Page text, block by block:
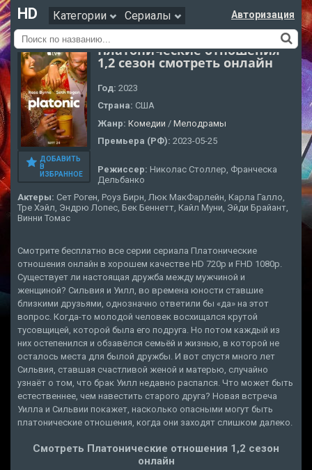
HD Категории Сериалы Авторизация
ДОБАВИТЬ
В
ИЗБРАННОЕ
Платонические отношения
1,2 сезон смотреть онлайн
Год: 2023
Страна: США
Жанр: Комедии / Мелодрамы
Премьера (РФ): 2023-05-25
Режиссер: Николас Столлер, Франческа
Дельбанко
Актеры: Сет Роген, Роуз Бирн, Люк МакФарлейн, Карла Галло,
Тре Хэйл, Эндрю Лопес, Бек Беннетт, Кайл Муни, Эйди Брайант,
Винни Томас
Смотрите бесплатно все серии сериала Платонические
отношения онлайн в хорошем качестве HD 720p и FHD 1080p.
Существует ли настоящая дружба между мужчиной и
женщиной? Сильвия и Уилл, во времена юности ставшие
близкими друзьями, однозначно ответили бы «да» на этот
вопрос. Когда-то молодой человек восхищался крутой
тусовщицей, которой была его подруга. Но потом каждый из
них остепенился и обзавёлся семьёй и жизнью, в которой не
осталось места для былой дружбы. И вот спустя много лет
Сильвия, ставшая счастливой женой и матерью, случайно
узнаёт о том, что брак Уилл недавно распался. Что может быть
естественнее, чем навестить старого друга? Новая встреча
Уилла и Сильвии покажет, насколько опасными могут быть
платонические отношения, когда они заходят слишком далеко.
Смотреть Платонические отношения 1,2 сезон
онлайн